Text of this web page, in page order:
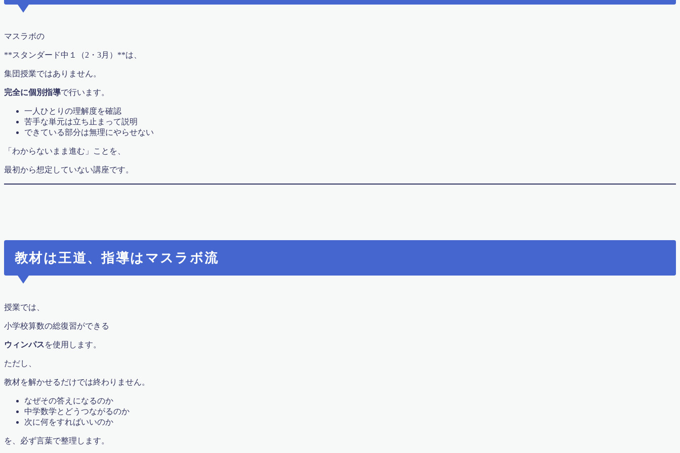
遊心コラボ2016年4月
運営者情報
高校受験
高校受験【虎の巻】
高校数学講座
予約確定
Follow Me
マスラボの
**スタンダード中１（2・3月）**は、
集団授業ではありません。
完全に個別指導で行います。
一人ひとりの理解度を確認
苦手な単元は立ち止まって説明
できている部分は無理にやらせない
「わからないまま進む」ことを、
最初から想定していない講座です。
教材は王道、指導はマスラボ流
授業では、
小学校算数の総復習ができる
ウィンパスを使用します。
ただし、
教材を解かせるだけでは終わりません。
なぜその答えになるのか
中学数学とどうつながるのか
次に何をすればいいのか
を、必ず言葉で整理します。